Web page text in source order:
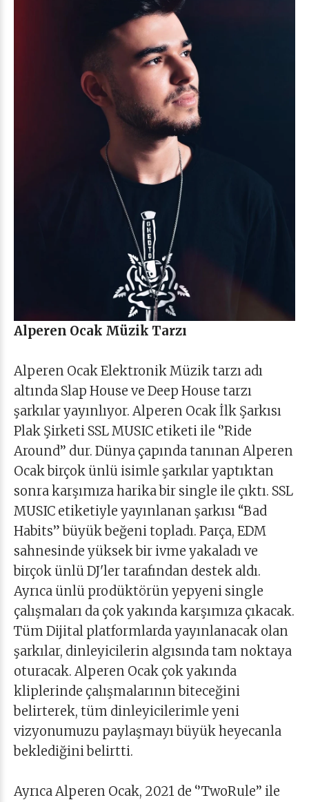
Alperen Ocak Müzik Tarzı
Alperen Ocak Elektronik Müzik tarzı adı
altında Slap House ve Deep House tarzı
şarkılar yayınlıyor. Alperen Ocak İlk Şarkısı
Plak Şirketi SSL MUSIC etiketi ile ‘’Ride
Around’’ dur. Dünya çapında tanınan Alperen
Ocak birçok ünlü isimle şarkılar yaptıktan
sonra karşımıza harika bir single ile çıktı. SSL
MUSIC etiketiyle yayınlanan şarkısı “Bad
Habits” büyük beğeni topladı. Parça, EDM
sahnesinde yüksek bir ivme yakaladı ve
birçok ünlü DJ'ler tarafından destek aldı.
Ayrıca ünlü prodüktörün yepyeni single
çalışmaları da çok yakında karşımıza çıkacak.
Tüm Dijital platformlarda yayınlanacak olan
şarkılar, dinleyicilerin algısında tam noktaya
oturacak. Alperen Ocak çok yakında
kliplerinde çalışmalarının biteceğini
belirterek, tüm dinleyicilerimle yeni
vizyonumuzu paylaşmayı büyük heyecanla
beklediğini belirtti.
Ayrıca Alperen Ocak, 2021 de ‘’TwoRule’’ ile